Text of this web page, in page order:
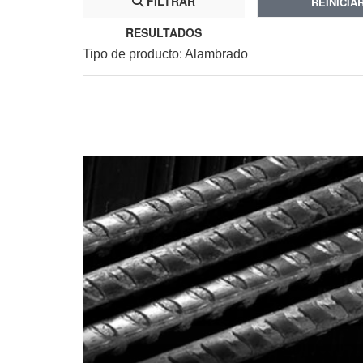
RESULTADOS
Tipo de producto: Alambrado